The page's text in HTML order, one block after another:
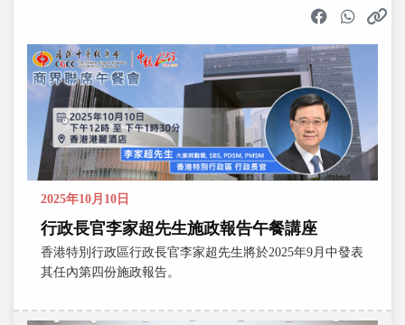
2025年10月10日
行政長官李家超先生施政報告午餐講座
香港特別行政區行政長官李家超先生將於2025年9月中發表
其任內第四份施政報告。